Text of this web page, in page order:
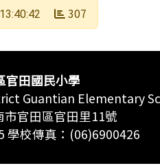
307
官田國民小學
Guantian Elementary
官田區官田里11號
學校傳真：(06)6900426